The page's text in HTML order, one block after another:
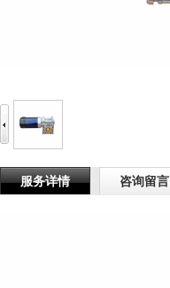
服务详情 咨询留言